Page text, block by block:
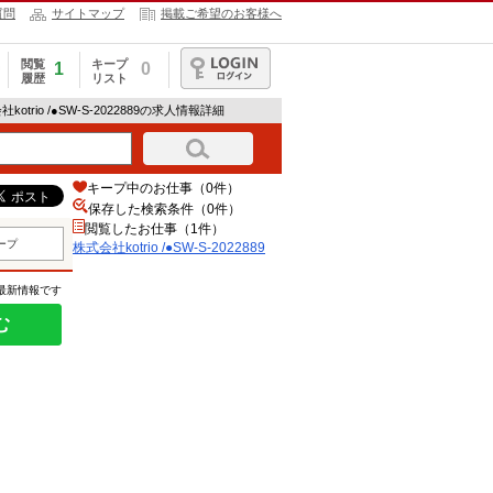
問 サイトマップ 掲載ご希望のお客様へ
閲覧
履歴
1
キープ
リスト
0
ログイン
kotrio /●SW-S-2022889の求人情報詳細
プ
新情報です
キープ中のお仕事（0件）
保存した検索条件（0件）
閲覧したお仕事（1件）
株式会社kotrio /●SW-S-2022889